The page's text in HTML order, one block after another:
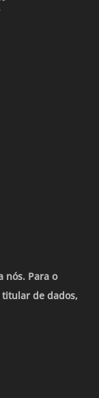
nós. Para o
de dados,